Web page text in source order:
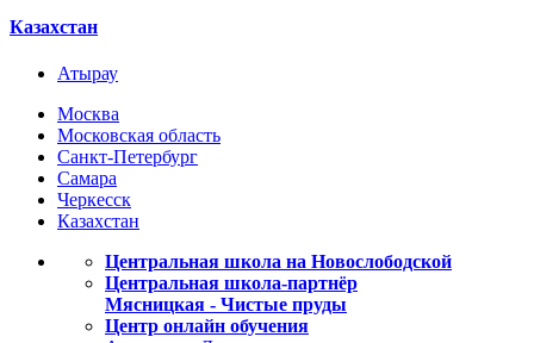
Казахстан
Атырау
Москва
Московская область
Санкт-Петербург
Самара
Черкесск
Казахстан
Центральная школа на Новослободской
Центральная школа-партнёр
Мясницкая - Чистые пруды
Центр онлайн обучения